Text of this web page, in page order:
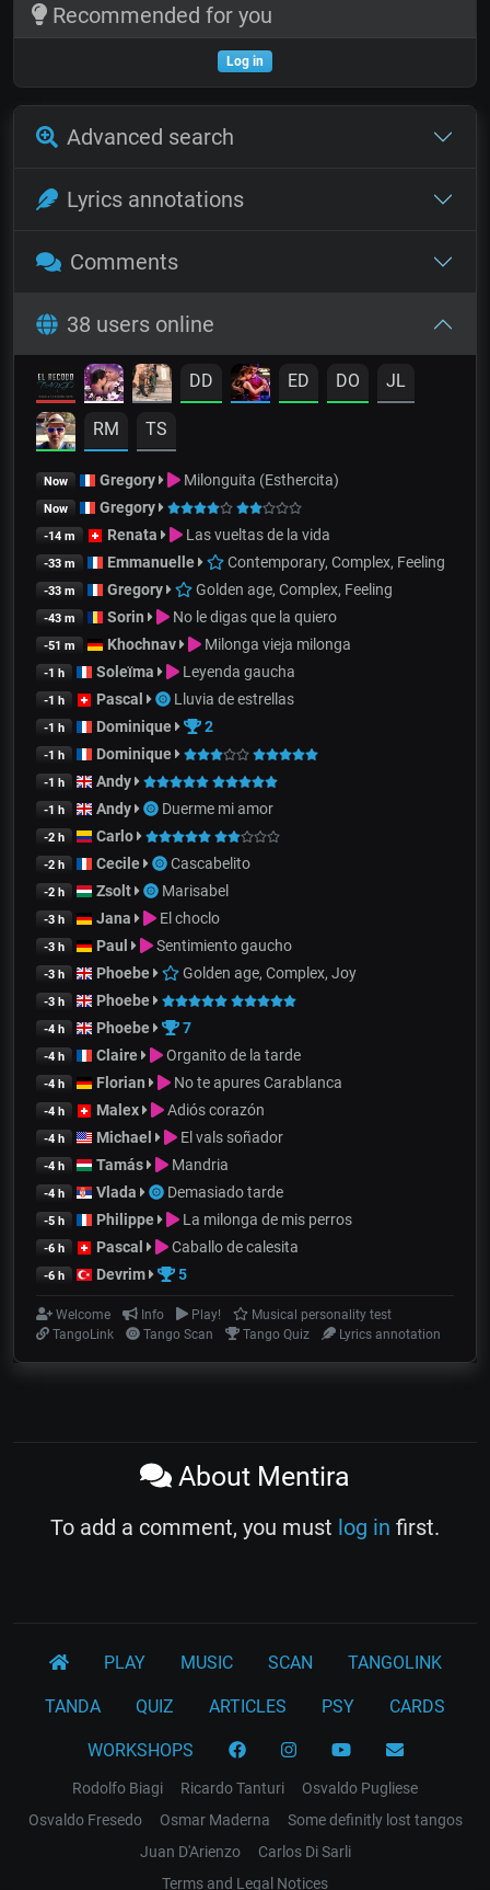
Recommended for you
Log in
Advanced search
Lyrics annotations
Comments
38 users online
DD ED DO JL
RM TS
Now Gregory Milonguita (Esthercita)
Now Gregory
-14 m Renata Las vueltas de la vida
-33 m Emmanuelle Contemporary, Complex, Feeling
-33 m Gregory Golden age, Complex, Feeling
-43 m Sorin No le digas que la quiero
-51 m Khochnav Milonga vieja milonga
-1 h Soleïma Leyenda gaucha
-1 h Pascal Lluvia de estrellas
-1 h Dominique 2
-1 h Dominique
-1 h Andy
-1 h Andy Duerme mi amor
-2 h Carlo
-2 h Cecile Cascabelito
-2 h Zsolt Marisabel
-3 h Jana El choclo
-3 h Paul Sentimiento gaucho
-3 h Phoebe Golden age, Complex, Joy
-3 h Phoebe
-4 h Phoebe 7
-4 h Claire Organito de la tarde
-4 h Florian No te apures Carablanca
-4 h Malex Adiós corazón
-4 h Michael El vals soñador
-4 h Tamás Mandria
-4 h Vlada Demasiado tarde
-5 h Philippe La milonga de mis perros
-6 h Pascal Caballo de calesita
-6 h Devrim 5
Welcome Info Play!
Musical personality test
TangoLink
Tango Scan Tango Quiz Lyrics annotation
About Mentira
To add a comment, you must log in first.
PLAY MUSIC SCAN TANGOLINK
TANDA QUIZ ARTICLES PSY CARDS
WORKSHOPS
Rodolfo Biagi Ricardo Tanturi
Osvaldo Pugliese
Osvaldo Fresedo
Osmar Maderna
Some definitly lost tangos
Juan D'Arienzo
Carlos Di Sarli
Terms and Legal Notices